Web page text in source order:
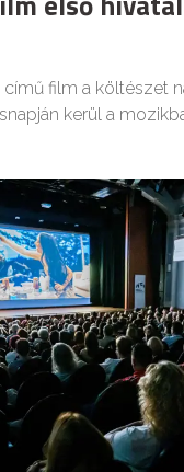
film a költészet
kerül a